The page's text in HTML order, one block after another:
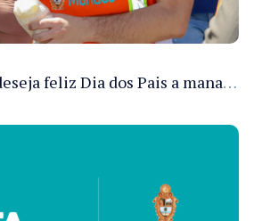
Renato Junior deseja feliz Dia dos Pais a manauaras e detalha preparo dos cemitérios municipais